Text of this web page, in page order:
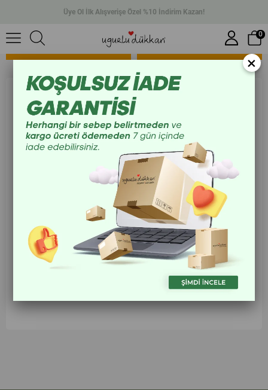
Üye Ol İlk Alışverişe Özel %10 İndirim Kazan!
0
Boyama Kitapları
FILTRELEME
Sulu Sihir Kitabı Eğlenelim
Öğrenelim
₺285,00
×